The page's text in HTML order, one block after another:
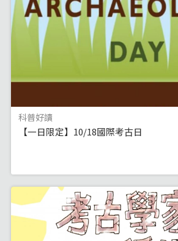
科普好讀
【一日限定】10/18國際考古日